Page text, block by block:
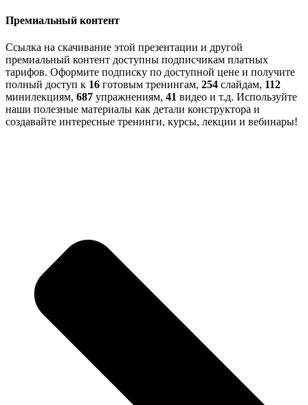
Премиальный контент
Ссылка на скачивание этой презентации и другой
премиальный контент доступны подписчикам платных
тарифов. Оформите подписку по доступной цене и получите
полный доступ к 16 готовым тренингам, 254 слайдам, 112
минилекциям, 687 упражнениям, 41 видео и т.д. Используйте
наши полезные материалы как детали конструктора и
создавайте интересные тренинги, курсы, лекции и вебинары!